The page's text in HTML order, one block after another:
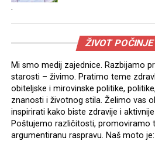
.
ŽIVOT
Mi smo medij zajednice. Razbijamo
starosti – živimo. Pratimo teme
obiteljske i mirovinske politike,
znanosti i životnog stila. Želimo vas
inspirirati kako biste zdravije i
Poštujemo različitosti, promoviramo
argumentiranu raspravu. Naš moto